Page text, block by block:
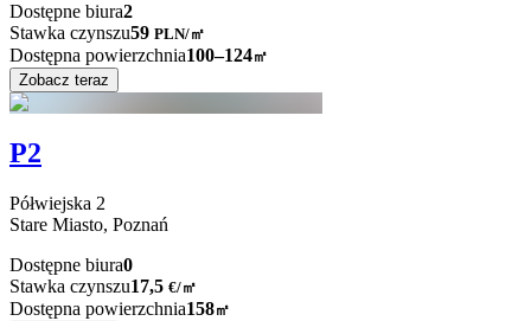
Dostępne biura2
Stawka czynszu59 PLN/㎡
Dostępna powierzchnia100–124㎡
Zobacz teraz
P2
Półwiejska 2
Stare Miasto, Poznań
Dostępne biura0
Stawka czynszu17,5 €/㎡
Dostępna powierzchnia158㎡